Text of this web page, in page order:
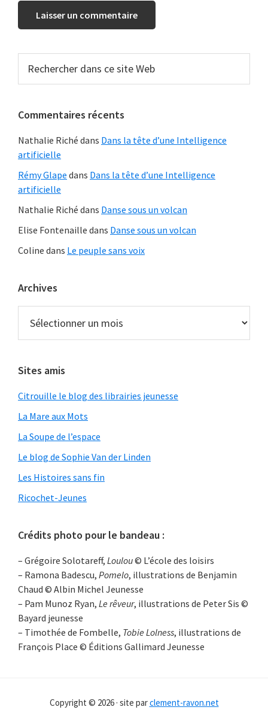
Barre
latérale
dans
Web
Commentaires récents
Nathalie Riché dans Dans la tête d’une Intelligence
artificielle
Rémy Glape dans Dans la tête d’une Intelligence
artificielle
Nathalie Riché dans Danse sous un volcan
Elise Fontenaille dans Danse sous un volcan
Coline dans Le peuple sans voix
Archives
Sites amis
Citrouille le blog des librairies jeunesse
La Mare aux Mots
La Soupe de l’espace
Le blog de Sophie Van der Linden
Les Histoires sans fin
Ricochet-Jeunes
Crédits photo pour le bandeau :
– Grégoire Solotareff, Loulou© L’école des loisirs
– Ramona Badescu, Pomelo, illustrations de Benjamin
Chaud © Albin Michel Jeunesse
– Pam Munoz Ryan, Le rêveur, illustrations de Peter Sis ©
Bayard jeunesse
– Timothée de Fombelle, Tobie Lolness, illustrations de
François Place © Éditions Gallimard Jeunesse
Copyright © 2026 · site parclement-ravon.net